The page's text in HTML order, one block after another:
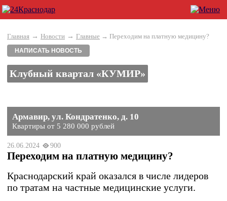
Главная → Новости → Главные → Переходим на платную медицину?
НАПИСАТЬ НОВОСТЬ
Клубный квартал «КУМИР»
Армавир, ул. Кондратенко, д. 10
Квартиры от 5 280 000 рублей
26.06.2024 900
Переходим на платную медицину?
Краснодарский край оказался в числе лидеров
по тратам на частные медицинские услуги.